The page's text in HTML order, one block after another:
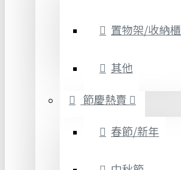
置物架/收納櫃
其他
節慶熱賣
春節/新年